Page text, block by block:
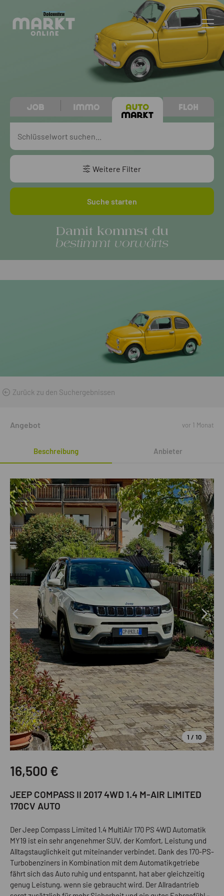
Damit kommst du
bestimmt vorwärts
Weitere Filter
Suche starten
Zurück zu den Suchergebnissen
Angebot vor 1 Monat
Beschreibung Anbieter
1 / 10
16,500 €
JEEP COMPASS II 2017 4WD 1.4 M-AIR LIMITED
170CV AUTO
Der Jeep Compass Limited 1.4 MultiAir 170 PS 4WD Automatik
MY19 ist ein sehr angenehmer SUV, der Komfort, Leistung und
Alltagstauglichkeit gut miteinander verbindet. Dank des 170-PS-
Turbobenziners in Kombination mit dem Automatikgetriebe
fährt sich das Auto ruhig und entspannt, hat aber gleichzeitig
genug Leistung, wenn sie gebraucht wird. Der Allradantrieb